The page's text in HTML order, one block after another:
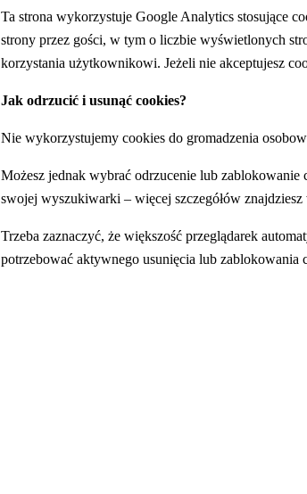
Ta strona wykorzystuje Google Analytics stosujące
strony przez gości, w tym o liczbie wyświetlonych
korzystania użytkownikowi. Jeżeli nie akceptujesz
Jak odrzucić i usunąć cookies?
Nie wykorzystujemy cookies do gromadzenia
Możesz jednak wybrać odrzucenie lub
swojej wyszukiwarki – więcej szczegółów
Trzeba zaznaczyć, że większość przeglądarek
potrzebować aktywnego usunięcia lub zablokowania